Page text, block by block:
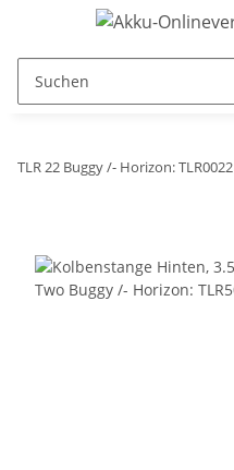
TLR 22 Buggy /- Horizon: TLR0022